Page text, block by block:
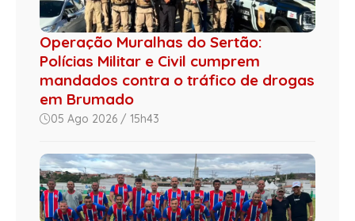
Operação Muralhas do Sertão:
Polícias Militar e Civil cumprem
mandados contra o tráfico de drogas
em Brumado
05 Ago 2026 / 15h43